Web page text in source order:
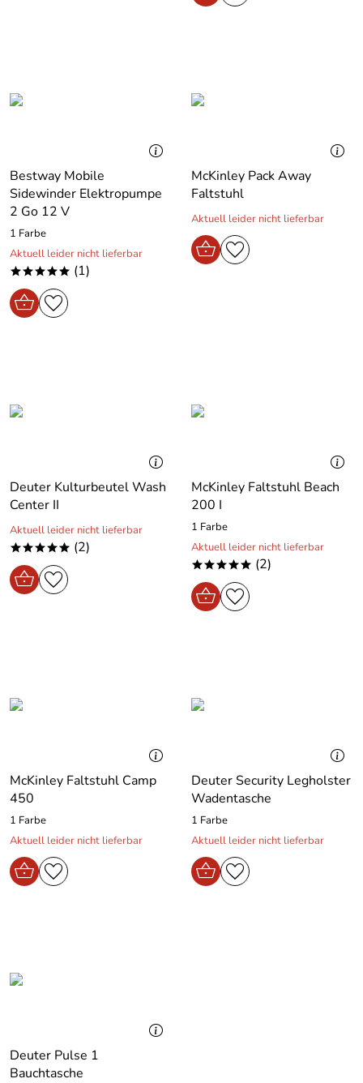
Bestway Mobile
Sidewinder Elektropumpe
2 Go 12 V
1 Farbe
Aktuell leider nicht lieferbar
***** (1)
McKinley Pack Away
Faltstuhl
Aktuell leider nicht lieferbar
Deuter Kulturbeutel Wash
Center II
Aktuell leider nicht lieferbar
***** (2)
McKinley Faltstuhl Beach
200 I
1 Farbe
Aktuell leider nicht lieferbar
***** (2)
McKinley Faltstuhl Camp
450
1 Farbe
Aktuell leider nicht lieferbar
Deuter Security Legholster
Wadentasche
1 Farbe
Aktuell leider nicht lieferbar
Deuter Pulse 1
Bauchtasche